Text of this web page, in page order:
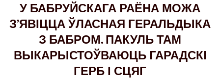
У БАБРУЙСКАГА РАЁНА МОЖА
З’ЯВІЦЦА ЎЛАСНАЯ ГЕРАЛЬДЫКА
З БАБРОМ. ПАКУЛЬ ТАМ
ВЫКАРЫСТОЎВАЮЦЬ ГАРАДСКІ
ГЕРБ І СЦЯГ